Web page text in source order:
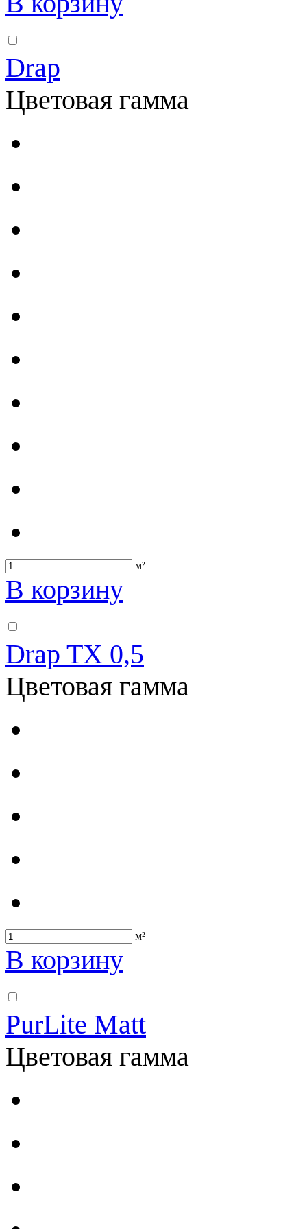
Drap
Цветовая гамма
м²
В корзину
Drap TX 0,5
Цветовая гамма
м²
В корзину
PurLite Matt
Цветовая гамма